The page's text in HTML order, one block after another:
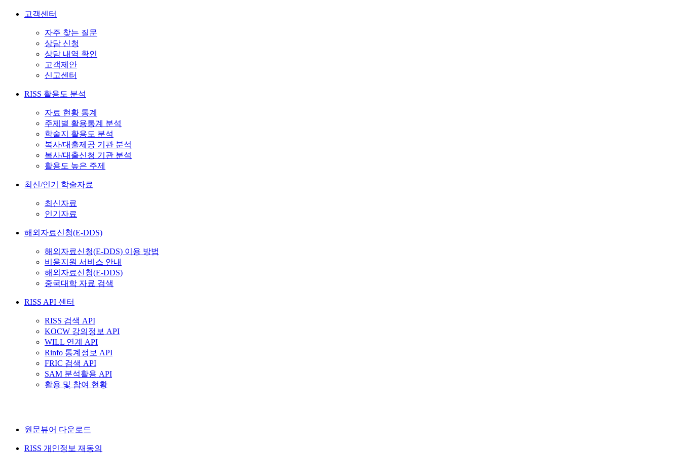
고객센터
자주 찾는 질문
상담 신청
상담 내역 확인
고객제안
신고센터
RISS 활용도 분석
자료 현황 통계
주제별 활용통계 분석
학술지 활용도 분석
복사/대출제공 기관 분석
복사/대출신청 기관 분석
활용도 높은 주제
최신/인기 학술자료
최신자료
인기자료
해외자료신청(E-DDS)
해외자료신청(E-DDS) 이용 방법
비용지원 서비스 안내
해외자료신청(E-DDS)
중국대학 자료 검색
RISS API 센터
RISS 검색 API
KOCW 강의정보 API
WILL 연계 API
Rinfo 통계정보 API
FRIC 검색 API
SAM 분석활용 API
활용 및 참여 현황
원문뷰어 다운로드
RISS 개인정보 재동의